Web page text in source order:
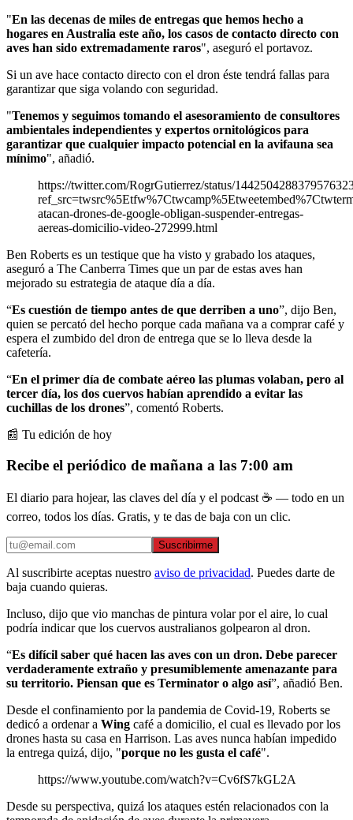
"En las decenas de miles de entregas que hemos hecho a
hogares en Australia este año, los casos de contacto directo con
aves han sido extremadamente raros", aseguró el portavoz.
Si un ave hace contacto directo con el dron éste tendrá fallas para
garantizar que siga volando con seguridad.
"Tenemos y seguimos tomando el asesoramiento de consultores
ambientales independientes y expertos ornitológicos para
garantizar que cualquier impacto potencial en la avifauna sea
mínimo", añadió.
https://twitter.com/RogrGutierrez/status/
atacan-drones-de-google-obligan-suspender-entregas-
aereas-domicilio-video-272999.html
Ben Roberts es un testique que ha visto y grabado los ataques,
aseguró a The Canberra Times que un par de estas aves han
mejorado su estrategia de ataque día a día.
“Es cuestión de tiempo antes de que derriben a uno”, dijo Ben,
quien se percató del hecho porque cada mañana va a comprar café y
espera el zumbido del dron de entrega que se lo lleva desde la
cafetería.
“En el primer día de combate aéreo las plumas volaban, pero al
tercer día, los dos cuervos habían aprendido a evitar las
cuchillas de los drones”, comentó Roberts.
📰 Tu edición de hoy
Recibe el periódico de mañana a las 7:00 am
El diario para hojear, las claves del día y el podcast ☕ — todo en un
correo, todos los días. Gratis, y te das de baja con un clic.
Suscribirme
Al suscribirte aceptas nuestro aviso de privacidad. Puedes darte de
baja cuando quieras.
Incluso, dijo que vio manchas de pintura volar por el aire, lo cual
podría indicar que los cuervos australianos golpearon al dron.
“Es difícil saber qué hacen las aves con un dron. Debe parecer
verdaderamente extraño y presumiblemente amenazante para
su territorio. Piensan que es Terminator o algo así”, añadió Ben.
Desde el confinamiento por la pandemia de Covid-19, Roberts se
dedicó a ordenar a Wing café a domicilio, el cual es llevado por los
drones hasta su casa en Harrison. Las aves nunca habían impedido
la entrega quizá, dijo, "porque no les gusta el café".
https://www.youtube.com/watch?v=Cv6fS7kGL2A
Desde su perspectiva, quizá los ataques estén relacionados con la